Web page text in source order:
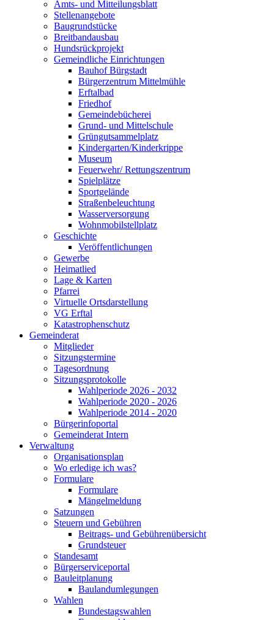
Amts- und Mitteilungsblatt
Stellenangebote
Baugrundstücke
Breitbandausbau
Hundsrückprojekt
Gemeindliche Einrichtungen
Bauhof Bürgstadt
Bürgerzentrum Mittelmühle
Erftalbad
Friedhof
Gemeindebücherei
Grund- und Mittelschule
Grüngutsammelplatz
Kindergarten/Kinderkrippe
Museum
Feuerwehr/ Rettungszentrum
Spielplätze
Sportgelände
Straßenbeleuchtung
Wasserversorgung
Wohnmobilstellplatz
Geschichte
Veröffentlichungen
Gewerbe
Heimatlied
Lage & Karten
Pfarrei
Virtuelle Ortsdarstellung
VG Erftal
Katastrophenschutz
Gemeinderat
Mitglieder
Sitzungstermine
Tagesordnung
Sitzungsprotokolle
Wahlperiode 2026 - 2032
Wahlperiode 2020 - 2026
Wahlperiode 2014 - 2020
Bürgerinfoportal
Gemeinderat Intern
Verwaltung
Organisationsplan
Wo erledige ich was?
Formulare
Formulare
Mängelmeldung
Satzungen
Steuern und Gebühren
Beitrags- und Gebührenübersicht
Grundsteuer
Standesamt
Bürgerserviceportal
Bauleitplanung
Baulandumlegungen
Wahlen
Bundestagswahlen